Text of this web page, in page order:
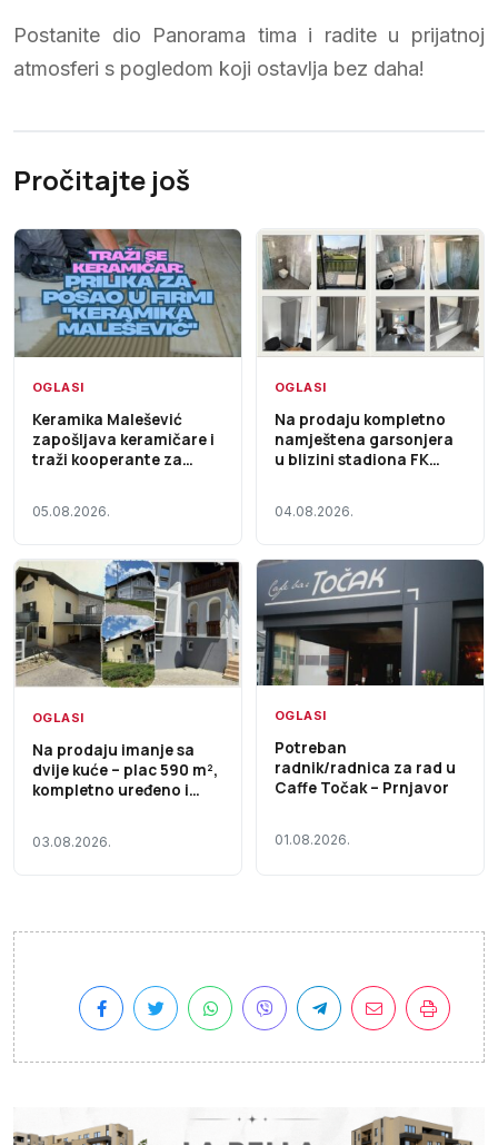
Postanite dio Panorama tima i radite u prijatnoj
atmosferi s pogledom koji ostavlja bez daha!
Pročitajte još
OGLASI
Keramika Malešević
zapošljava keramičare i
traži kooperante za
05.08.2026.
OGLASI
Na prodaju kompletno
namještena garsonjera
u blizini stadiona FK
04.08.2026.
OGLASI
Na prodaju imanje sa
dvije kuće – plac 590 m²,
kompletno uređeno i
03.08.2026.
OGLASI
Potreban
radnik/radnica za rad u
Caffe Točak – Prnjavor
01.08.2026.